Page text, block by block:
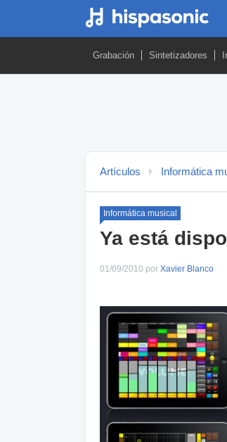
Grabación Sintetizadores
Artículos Informática
Informática musical
Ya está
01/09/2010 por Xavier Blanco